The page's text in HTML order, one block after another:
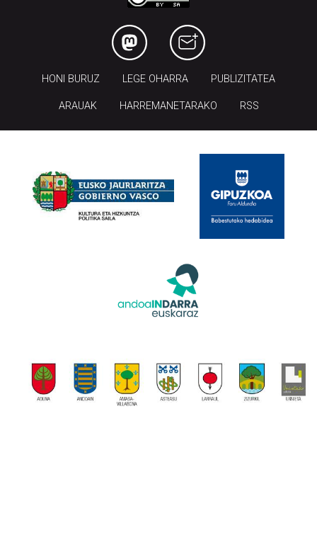
HONI BURUZ LEGE OHARRA PUBLIZITATEA
ARAUAK HARREMANETARAKO RSS